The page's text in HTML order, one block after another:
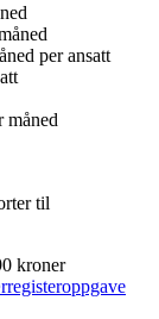
per ansatt
måned
til
kroner